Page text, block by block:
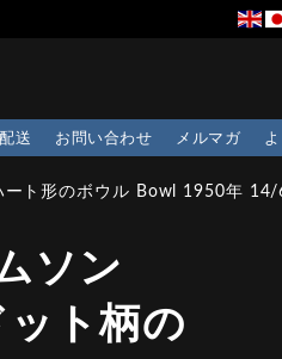
メルマガ
お問い合わせ
送
ート形のボウル Bowl 1950年 14/
ソン
ト柄の